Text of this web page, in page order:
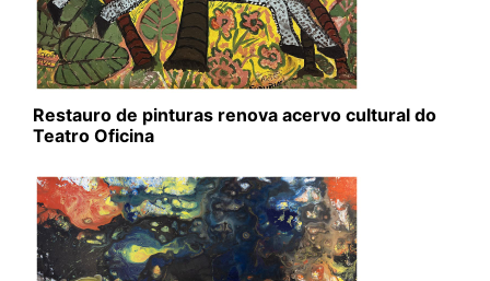
Restauro de pinturas renova acervo cultural do
Teatro Oficina